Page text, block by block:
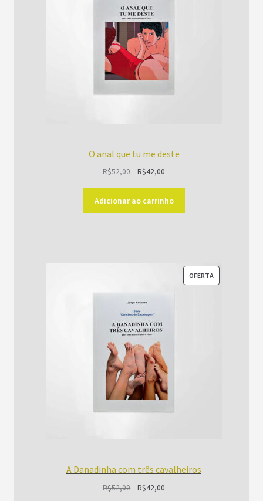
O anal que tu me deste
R$52,00
original
era:
R$42,00O
atual
é:
Adicionar ao carrinho
OFERTAPRODUTO
A Danadinha com três cavalheiros
R$52,00 R$42,00O